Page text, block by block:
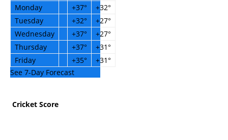
Monday
+37° +32°
Tuesday
+32° +27°
Wednesday
+37° +27°
Thursday
+37° +31°
Friday
+35° +31°
See 7-Day Forecast
Cricket Score